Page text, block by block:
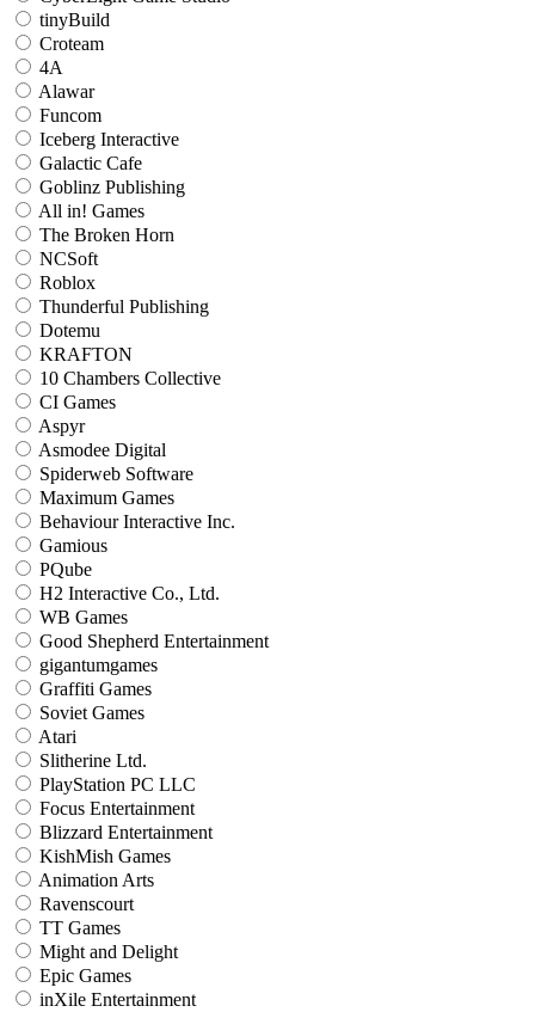
tinyBuild
Croteam
4A
Alawar
Funcom
Iceberg Interactive
Galactic Cafe
Goblinz Publishing
All in! Games
The Broken Horn
NCSoft
Roblox
Thunderful Publishing
Dotemu
KRAFTON
10 Chambers Collective
CI Games
Aspyr
Asmodee Digital
Spiderweb Software
Maximum Games
Behaviour Interactive Inc.
Gamious
PQube
H2 Interactive Co., Ltd.
WB Games
Good Shepherd Entertainment
gigantumgames
Graffiti Games
Soviet Games
Atari
Slitherine Ltd.
PlayStation PC LLC
Focus Entertainment
Blizzard Entertainment
KishMish Games
Animation Arts
Ravenscourt
TT Games
Might and Delight
Epic Games
inXile Entertainment